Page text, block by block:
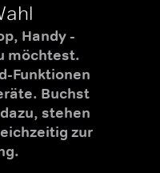
Handy -
möchtest.
Funktionen
Buchst
stehen
zur